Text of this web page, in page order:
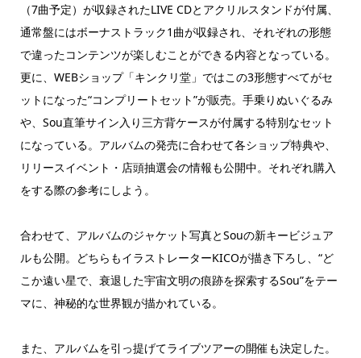
（7曲予定）が収録されたLIVE CDとアクリルスタンドが付属、
通常盤にはボーナストラック1曲が収録され、それぞれの形態
で違ったコンテンツが楽しむことができる内容となっている。
更に、WEBショップ「キンクリ堂」ではこの3形態すべてがセ
ットになった“コンプリートセット”が販売。手乗りぬいぐるみ
や、Sou直筆サイン入り三方背ケースが付属する特別なセット
になっている。アルバムの発売に合わせて各ショップ特典や、
リリースイベント・店頭抽選会の情報も公開中。それぞれ購入
をする際の参考にしよう。
合わせて、アルバムのジャケット写真とSouの新キービジュア
ルも公開。どちらもイラストレーターKICOが描き下ろし、“ど
こか遠い星で、衰退した宇宙文明の痕跡を探索するSou”をテー
マに、神秘的な世界観が描かれている。
また、アルバムを引っ提げてライブツアーの開催も決定した。